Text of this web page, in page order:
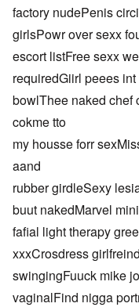
factory nudePenis
girlsPowr over sexx
escort listFree sexx
requiredGiirl peees int
bowlThee naked chef
cokme tto
my housse forr
aand
rubber girdleSexy
buut nakedMarvel
fafial light therapy
xxxCrosdress
swingingFuuck mike
vaginalFind nigga